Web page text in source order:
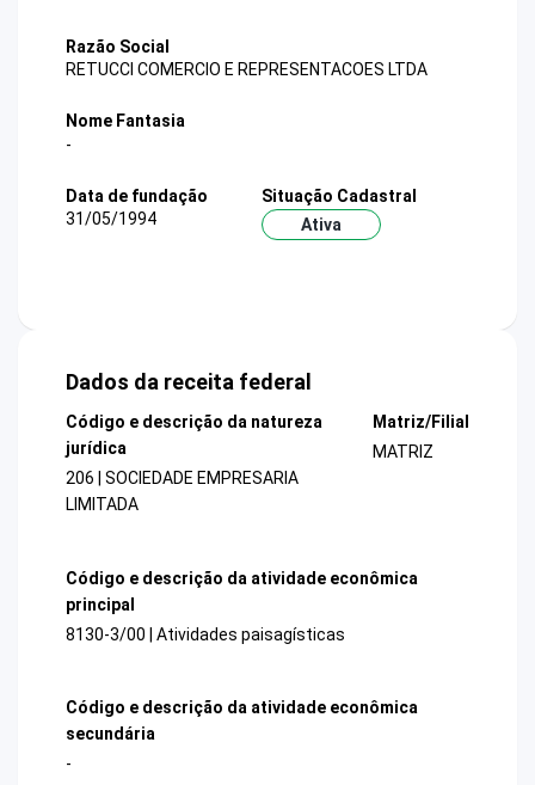
Razão Social
RETUCCI COMERCIO E REPRESENTACOES LTDA
Nome Fantasia
-
Data de fundação
31/05/1994
Situação Cadastral
Ativa
Dados da receita federal
Código e descrição da natureza
jurídica
206 | SOCIEDADE EMPRESARIA
LIMITADA
Matriz/Filial
MATRIZ
Código e descrição da atividade econômica
principal
8130-3/00 | Atividades paisagísticas
Código e descrição da atividade econômica
secundária
-